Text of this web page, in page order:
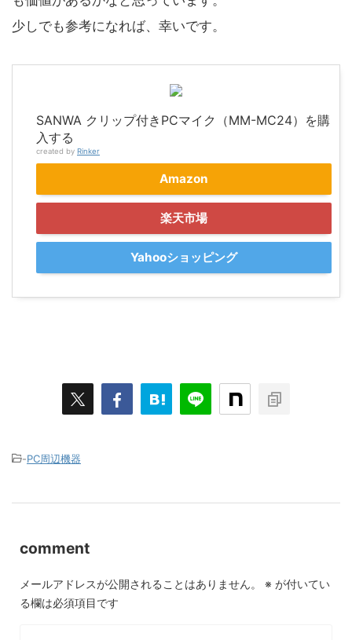
少しでも参考になれば、幸いです。
SANWA クリップ付きPCマイク（MM-MC24）を購
入する
created by Rinker
Amazon
楽天市場
Yahooショッピング
-PC周辺機器
comment
メールアドレスが公開されることはありません。 ※ が付いてい
る欄は必須項目です